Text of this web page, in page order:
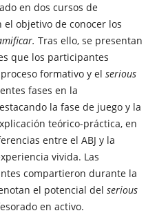
en dos cursos de
objetivo de conocer los
Tras ello, se presentan
que los participantes
formativo y el serious
fases en la
la fase de juego y la
teórico-práctica, en
entre el ABJ y la
vivida. Las
compartieron durante la
el potencial del serious
en activo.